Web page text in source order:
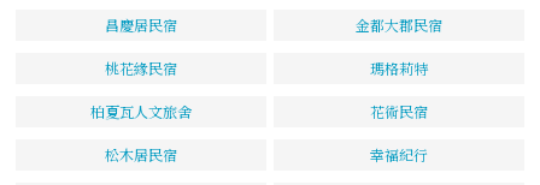
昌慶居民宿 金都大郡民宿
桃花緣民宿 瑪格莉特
柏夏瓦人文旅舍 花術民宿
松木居民宿 幸福紀行